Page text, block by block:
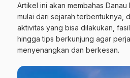
Artikel ini akan membahas Danau
mulai dari sejarah terbentuknya,
aktivitas yang bisa dilakukan,
hingga tips berkunjung agar
menyenangkan dan berkesan.